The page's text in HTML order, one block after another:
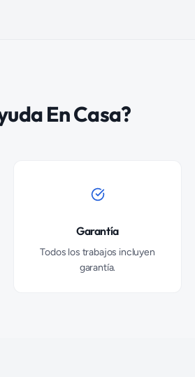
En Casa?
Garantía
Todos los trabajos incluyen
garantía.